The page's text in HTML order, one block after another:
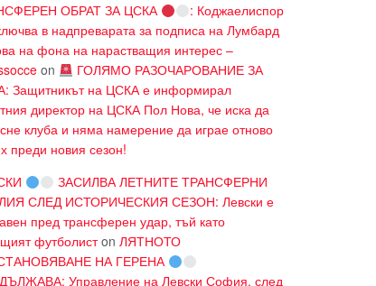
ОБРАТ ЗА ЦСКА
: Коджаелиспор
в надпреварата за подписа на Лумбард
на фона на нарастващия интерес –
on
ГОЛЯМО РАЗОЧАРОВАНИЕ ЗА
Защитникът на ЦСКА е информирал
директор на ЦСКА Пол Нова, че иска да
клуба и няма намерение да играе отново
преди новия сезон!
ЗАСИЛВА ЛЕТНИТЕ ТРАНСФЕРНИ
СЛЕД ИСТОРИЧЕСКИЯ СЕЗОН: Левски е
пред трансферен удар, тъй като
футболистon ЛЯТНОТО
НА ГЕРЕНА
Управление на Левски София, след